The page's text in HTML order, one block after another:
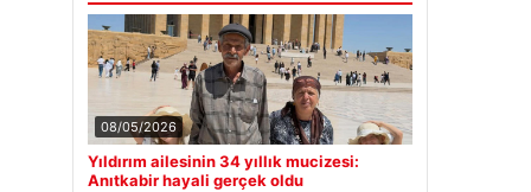
08/05/2026
Yıldırım ailesinin 34 yıllık mucizesi:
Anıtkabir hayali gerçek oldu